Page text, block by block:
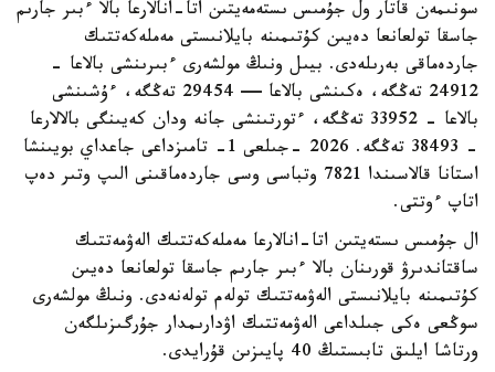
سونىمەن قاتار ول جۇمىس ىستەمەيتىن اتا-انالارعا بالا ءبىر جارىم
جاسقا تولعانعا دەيىن كۇتىمىنە بايلانىستى مەملەكەتتىك
جاردەماقى بەرىلەدى. بيىل ونىڭ مولشەرى ءبىرىنشى بالاعا -
24912 تەڭگە، ەكىنشى بالاعا — 29454 تەڭگە، ءۇشىنشى
بالاعا - 33952 تەڭگە، ءتورتىنشى جانە ودان كەيىنگى بالالارعا
- 38493 تەڭگە. 2026 -جىلعى 1- تامىزداعى جاعداي بويىنشا
استانا قالاسىندا 7821 وتباسى وسى جاردەماقىنى الىپ وتىر دەپ
اتاپ ءوتتى.
ال جۇمىس ىستەيتىن اتا-انالارعا مەملەكەتتىك الەۋمەتتىك
ساقتاندىرۋ قورىنان بالا ءبىر جارىم جاسقا تولعانعا دەيىن
كۇتىمىنە بايلانىستى الەۋمەتتىك تولەم تولەنەدى. ونىڭ مولشەرى
سوڭعى ەكى جىلداعى الەۋمەتتىك اۋدارىمدار جۇرگىزىلگەن
ورتاشا ايلىق تابىستىڭ 40 پايىزىن قۇرايدى.